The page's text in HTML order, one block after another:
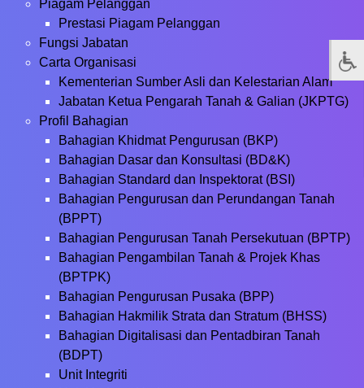
Piagam Pelanggan
Prestasi Piagam Pelanggan
Fungsi Jabatan
Carta Organisasi
Kementerian Sumber Asli dan Kelestarian Alam
Jabatan Ketua Pengarah Tanah & Galian (JKPTG)
Profil Bahagian
Bahagian Khidmat Pengurusan (BKP)
Bahagian Dasar dan Konsultasi (BD&K)
Bahagian Standard dan Inspektorat (BSI)
Bahagian Pengurusan dan Perundangan Tanah
(BPPT)
Bahagian Pengurusan Tanah Persekutuan (BPTP)
Bahagian Pengambilan Tanah & Projek Khas
(BPTPK)
Bahagian Pengurusan Pusaka (BPP)
Bahagian Hakmilik Strata dan Stratum (BHSS)
Bahagian Digitalisasi dan Pentadbiran Tanah
(BDPT)
Unit Integriti